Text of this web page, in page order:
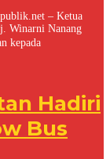
– Ketua
Winarni Nanang
kepada
Hadiri
Bus